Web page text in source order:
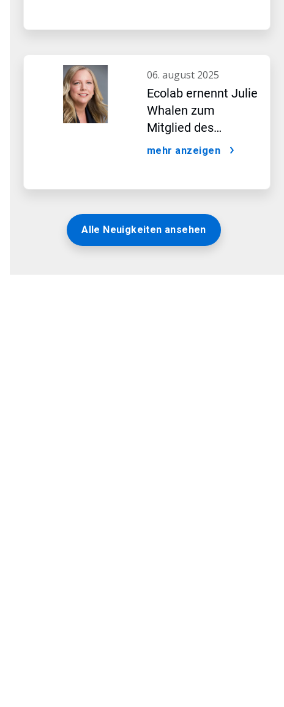
06. august 2025
Ecolab ernennt Julie
Whalen zum
Mitglied des
Vorstands
mehr anzeigen
Alle Neuigkeiten ansehen